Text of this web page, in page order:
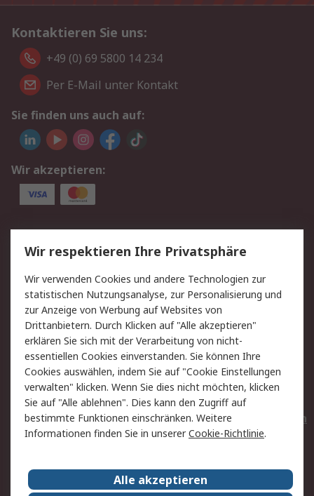
Kontaktieren Sie uns:
+49 (0) 69 5800 14 234
Per E-Mail unter Kontakt
Sie finden uns auch auf:
Wir akzeptieren:
Service
Value Added Services
Lieferlösungen
Rücksendungen
Kontakt
Hilfe
Privatkunden
Rechtliches
AGB
Datenschutz
Cookie-Richtlinie
Zahlungsbedingungen
Copyright/Impressum
Entsorgung
Elektrogeräte/Batterien
RS weltweit
Wir respektieren Ihre Privatsphäre
Wir verwenden Cookies und andere Technologien zur
statistischen Nutzungsanalyse, zur Personalisierung und
zur Anzeige von Werbung auf Websites von
Drittanbietern. Durch Klicken auf "Alle akzeptieren"
erklären Sie sich mit der Verarbeitung von nicht-
essentiellen Cookies einverstanden. Sie können Ihre
Cookies auswählen, indem Sie auf "Cookie Einstellungen
verwalten" klicken. Wenn Sie dies nicht möchten, klicken
Sie auf "Alle ablehnen". Dies kann den Zugriff auf
bestimmte Funktionen einschränken. Weitere
Informationen finden Sie in unsererCookie-Richtlinie.
Alle akzeptieren